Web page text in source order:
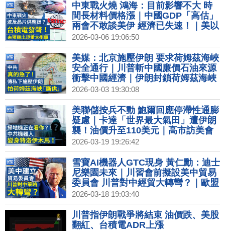
中東戰火燒 鴻海：目前影響不大 時
間長材料價格漲｜中國GDP「高估」
兩會不敢談美伊 經濟已失速！｜美以
空襲 伊朗網路封鎖通訊近癱瘓｜量子
科技30多國納國家戰略 台布局量子國
際隊｜史黛拉•麥卡尼「馬場秀」登巴
黎時裝周
2026-03-06 19:06:50
美媒：北京施壓伊朗 要求荷姆茲海峽
安全通行｜川普斬中國廉價石油來源
衝擊中國經濟｜伊朗封鎖荷姆茲海峽
台日韓能源曝險加劇｜美擬推輝達
H200限購令 單一中企上限7.5萬顆│#
財經新聞│20260303
2026-03-03 19:30:08
美聯儲按兵不動 鮑爾回應停滯性通膨
疑慮｜卡達「世界最大氣田」遭伊朗
襲！油價升至110美元｜高市訪美會
川普 外界聚焦中東議題｜美眾議院：
中國AI機器人構成新威脅
2026-03-19 19:26:42
雪寶AI機器人GTC現身 黃仁勳：迪士
尼樂園未來｜川習會前擬設美中貿易
委員會 川普對中經貿大轉彎？｜歐盟
報告點名中共 用AI操弄資訊抹黑反對
者｜2026半導體兆元產值提前達陣
SEMI：台扮演要角
2026-03-18 19:03:40
川普指伊朗戰爭將結束 油價跌、美股
翻紅、台積電ADR上漲